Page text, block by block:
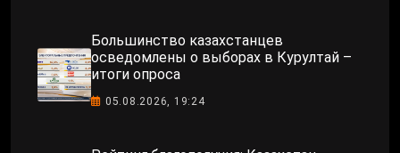
Большинство казахстанцев
осведомлены о выборах в Курултай –
итоги опроса
05.08.2026, 19:24